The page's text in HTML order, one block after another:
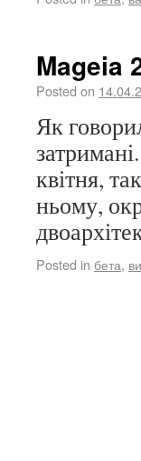
Mageia
Posted on
Як
квітня,
ньому,
Posted in бета,